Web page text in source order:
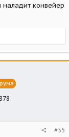
конвейер
#55